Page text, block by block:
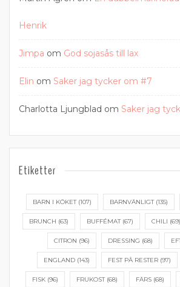
Henrik
Jimpa om God sojasås till lax
Elin om Saker jag tycker om #7
Charlotta Ljungblad om Saker jag
Etiketter
BARN I KÖKET(107) BARNVÄNLIGT(135)
BRUNCH (63) BUFFÉMAT(67) CHILI (69)
CITRON (96) DRESSING (68)
ENGLAND(143) FEST PÅ RESTER(97)
FISK(96) FRUKOST(68) FÄRS(68)